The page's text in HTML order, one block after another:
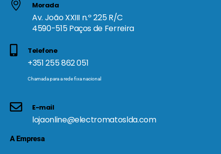
Morada
Av. João XXIII n.º 225 R/C
4590-515 Paços de Ferreira
Telefone
+351 255 862 051
Chamada para a rede fixa nacional
E-mail
lojaonline@electromatoslda.com
A Empresa